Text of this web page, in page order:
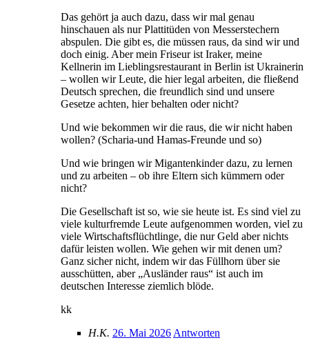
Das gehört ja auch dazu, dass wir mal genau
hinschauen als nur Plattitüden von Messerstechern
abspulen. Die gibt es, die müssen raus, da sind wir und
doch einig. Aber mein Friseur ist Iraker, meine
Kellnerin im Lieblingsrestaurant in Berlin ist Ukrainerin
– wollen wir Leute, die hier legal arbeiten, die fließend
Deutsch sprechen, die freundlich sind und unsere
Gesetze achten, hier behalten oder nicht?
Und wie bekommen wir die raus, die wir nicht haben
wollen? (Scharia-und Hamas-Freunde und so)
Und wie bringen wir Migantenkinder dazu, zu lernen
und zu arbeiten – ob ihre Eltern sich kümmern oder
nicht?
Die Gesellschaft ist so, wie sie heute ist. Es sind viel zu
viele kulturfremde Leute aufgenommen worden, viel zu
viele Wirtschaftsflüchtlinge, die nur Geld aber nichts
dafür leisten wollen. Wie gehen wir mit denen um?
Ganz sicher nicht, indem wir das Füllhorn über sie
ausschütten, aber „Ausländer raus“ ist auch im
deutschen Interesse ziemlich blöde.
kk
H.K. 26. Mai 2026 Antworten